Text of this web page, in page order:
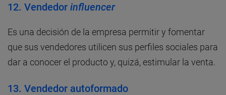
12. Vendedor influencer
Es una decisión de la empresa permitir y fomentar
que sus vendedores utilicen sus perfiles sociales para
dar a conocer el producto y, quizá, estimular la venta.
13. Vendedor autoformado